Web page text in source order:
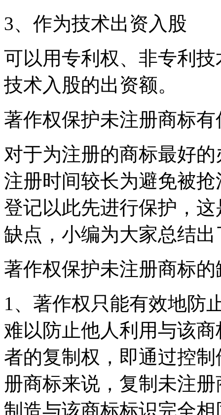
3、作为技术出资入股
可以用专利权、非专利
技术入股的出资额。
著作权保护未注册商标
对于为注册的商标最好
注册时间较长为避免被
登记以此先进行保护，
缺点，小编为大家总结
著作权保护未注册商标的
1、著作权只能有效地防
难以防止他人利用与该
者的复制权，即通过控
册商标来说，复制未注
制造与该商标标识完全